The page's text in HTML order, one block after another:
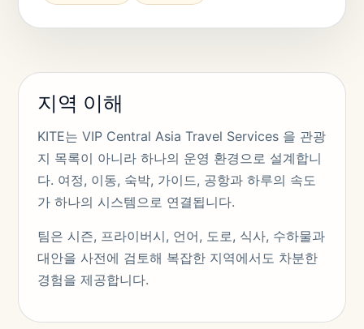
지역 이해
KITE는 VIP Central Asia Travel Services 을 관광
지 목록이 아니라 하나의 운영 환경으로 설계합니
다. 여정, 이동, 숙박, 가이드, 공항과 하루의 속도
가 하나의 시스템으로 연결됩니다.
팀은 시즌, 프라이버시, 언어, 도로, 식사, 수하물과
대안을 사전에 검토해 복잡한 지역에서도 차분한
경험을 제공합니다.